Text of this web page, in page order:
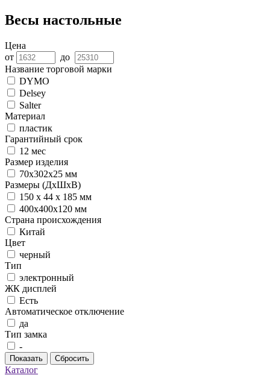
Весы настольные
Цена
от
до
Название торговой марки
DYMO
Delsey
Salter
Материал
пластик
Гарантийный срок
12 мес
Размер изделия
70х302х25 мм
Размеры (ДхШхВ)
150 x 44 x 185 мм
400x400x120 мм
Страна происхождения
Китай
Цвет
черный
Тип
электронный
ЖК дисплей
Есть
Автоматическое отключение
да
Тип замка
-
Показать Сбросить
Каталог